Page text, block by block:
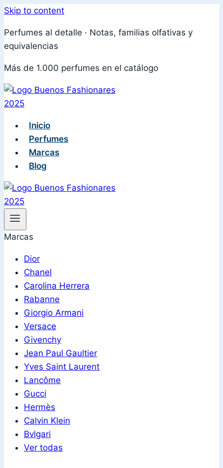
Skip to content
Perfumes al detalle · Notas, familias olfativas y
equivalencias
Más de 1.000 perfumes en el catálogo
Inicio
Perfumes
Marcas
Blog
Marcas
Dior
Chanel
Carolina Herrera
Rabanne
Giorgio Armani
Versace
Givenchy
Jean Paul Gaultier
Yves Saint Laurent
Lancôme
Gucci
Hermès
Calvin Klein
Bvlgari
Ver todas